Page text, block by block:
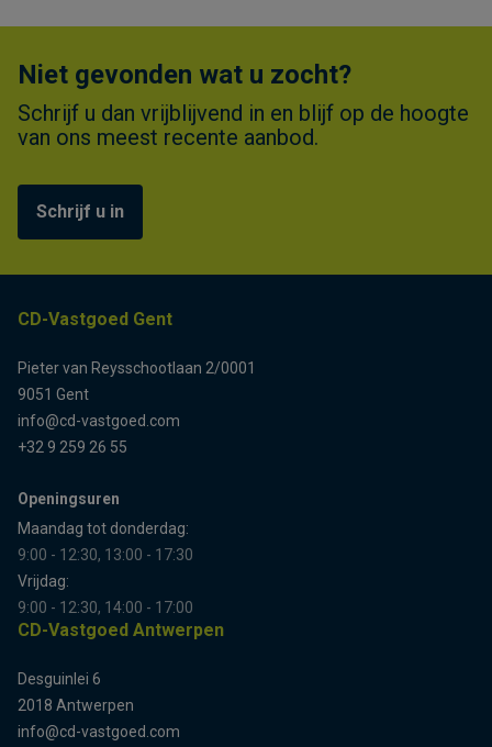
Niet gevonden wat u zocht?
Schrijf u dan vrijblijvend in en blijf op de hoogte
van ons meest recente aanbod.
Schrijf u in
CD-Vastgoed Gent
Pieter van Reysschootlaan 2/0001
9051 Gent
info@cd-vastgoed.com
+32 9 259 26 55
Openingsuren
Maandag tot donderdag:
9:00 - 12:30, 13:00 - 17:30
Vrijdag:
9:00 - 12:30, 14:00 - 17:00
CD-Vastgoed Antwerpen
Desguinlei 6
2018 Antwerpen
info@cd-vastgoed.com